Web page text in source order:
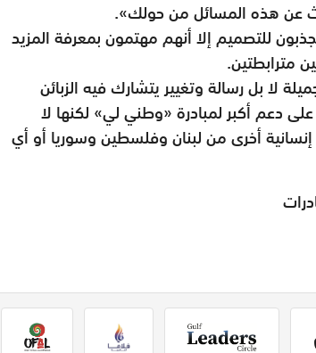
عن هذه المسائل من حولك».
للتصميم إلا أنهم مهتمون بمعرفة المزيد
مترابطتين.
بل رسالة وتغيير يتشارك فيه الزبائن
على دعم أكبر لمبادرة «وطني لي» لكنها لا
أخرى من لبنان وفلسطين وسوريا أو أي